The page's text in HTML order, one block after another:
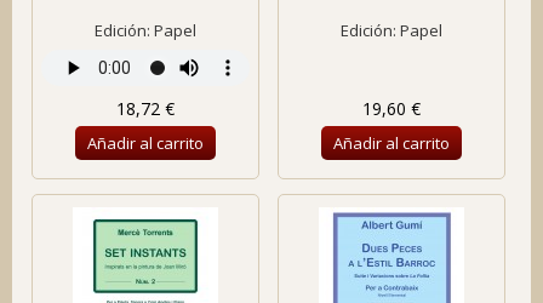
Edición: Papel
18,72 €
Añadir al carrito
Edición: Papel
19,60 €
Añadir al carrito